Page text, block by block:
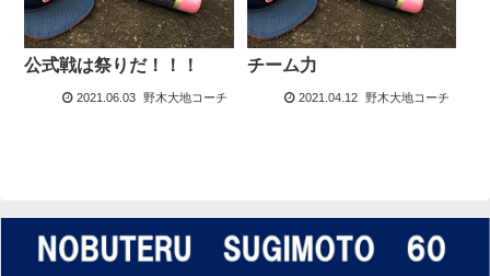
公式戦は祭りだ！！！
2021.06.03 野木大地コーチ
チーム力
2021.04.12 野木大地コーチ